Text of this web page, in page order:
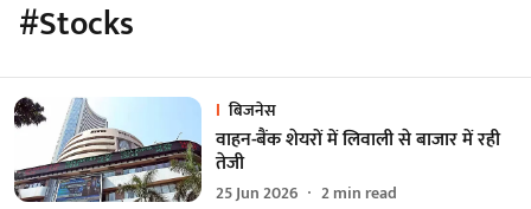
#Stocks
बिजनेस
वाहन-बैंक शेयरों में लिवाली से बाजार में रही
तेजी
25 Jun 2026 2min read